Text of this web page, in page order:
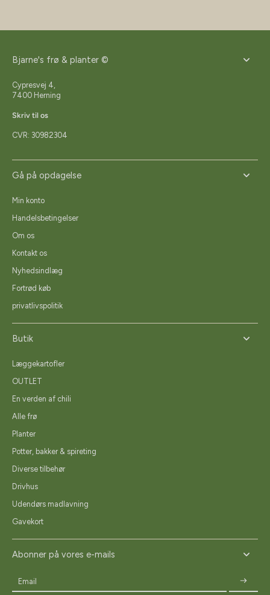
Bjarne's frø & planter ©
Cypresvej 4,
7400 Herning
Skriv til os
CVR: 30982304
Gå på opdagelse
Min konto
Handelsbetingelser
Om os
Kontakt os
Nyhedsindlæg
Fortrød køb
privatlivspolitik
Butik
Læggekartofler
OUTLET
En verden af chili
Alle frø
Planter
Potter, bakker & spireting
Diverse tilbehør
Drivhus
Udendørs madlavning
Gavekort
Abonner på vores e-mails
Email